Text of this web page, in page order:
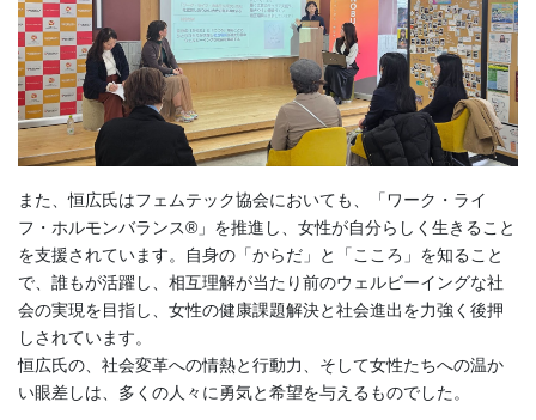
また、恒広氏はフェムテック協会においても、「ワーク・ライ
フ・ホルモンバランス®」を推進し、女性が自分らしく生きること
を支援されています。自身の「からだ」と「こころ」を知ること
で、誰もが活躍し、相互理解が当たり前のウェルビーイングな社
会の実現を目指し、女性の健康課題解決と社会進出を力強く後押
しされています。
恒広氏の、社会変革への情熱と行動力、そして女性たちへの温か
い眼差しは、多くの人々に勇気と希望を与えるものでした。